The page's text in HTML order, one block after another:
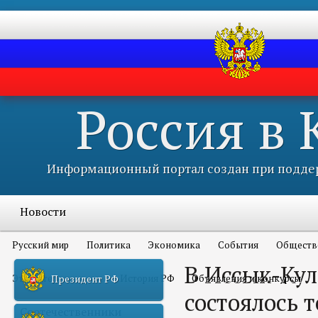
Россия в
Информационный портал создан при
Новости
Русский мир Политика Экономика События
Это интересно всем История РФ Объявления и конкурсы
Соотечественники
Президент РФ
В Иссык-
состоялось